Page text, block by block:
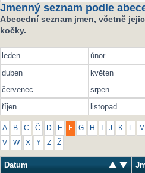
Jmenný seznam podle
Abecední seznam jmen, včetně
kočky.
leden únor
duben
květen
červenec
srpen
říjen
listopad
A B C Č D E F G H J K L M
V W X Y Z Ž
Datum